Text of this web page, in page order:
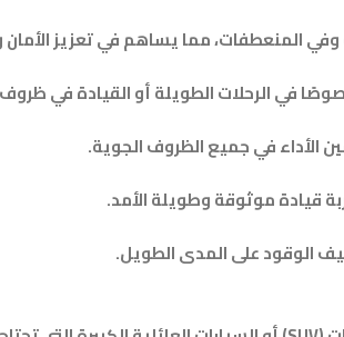
المنعطفات، مما يساهم في تعزيز الأمان
في الرحلات الطويلة أو القيادة في
الأداء في جميع الظروف الجوية.
قيادة موثوقة وطويلة الأمد.
الوقود على المدى الطويل.